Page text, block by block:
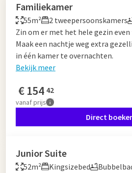
Familiekamer
55m² 2 tweepersoonskamers
Zin om er met het hele gezin
Maak een nachtje weg extra
in één kamer te overnachten.
Bekijk meer
€154 42
vanafprijs
Direct
Junior Suite
52m² Kingsizebed